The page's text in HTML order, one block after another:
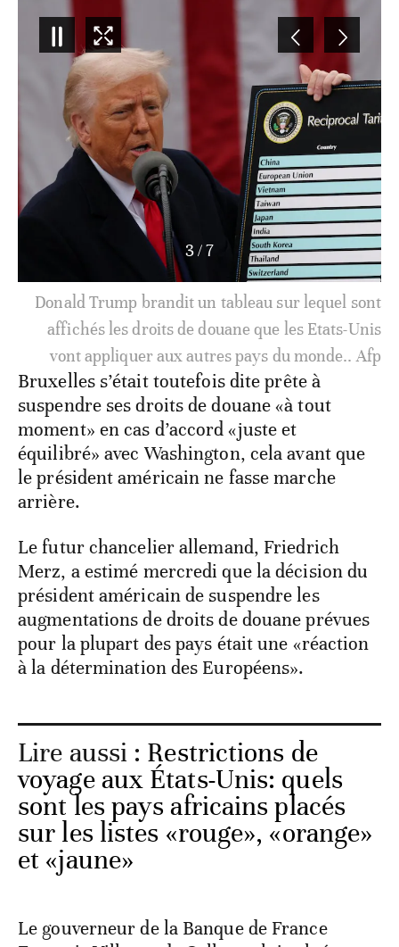
3/7
Donald Trump brandit un tableau sur lequel sont
affichés les droits de douane que les Etats-Unis
vont appliquer aux autres pays du monde.. Afp
Bruxelles s’était toutefois dite prête à
suspendre ses droits de douane «à tout
moment» en cas d’accord «juste et
équilibré» avec Washington, cela avant que
le président américain ne fasse marche
arrière.
Le futur chancelier allemand, Friedrich
Merz, a estimé mercredi que la décision du
président américain de suspendre les
augmentations de droits de douane prévues
pour la plupart des pays était une «réaction
à la détermination des Européens».
Lire aussi : Restrictions de
voyage aux États-Unis: quels
sont les pays africains placés
sur les listes «rouge», «orange»
et «jaune»
Le gouverneur de la Banque de France